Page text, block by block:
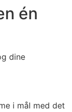
én
dine
i mål med det